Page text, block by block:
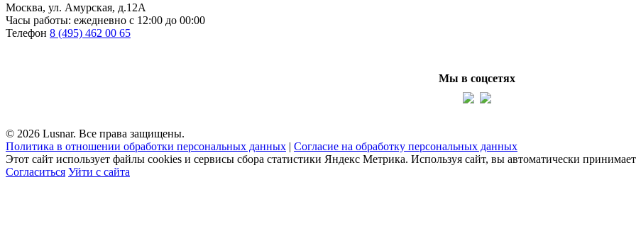
Москва, ул. Амурская, д.12А
Часы работы: ежедневно с 12:00 до 00:00
Телефон 8 (495) 462 00 65
Мы в соцсетях
© 2026 Lusnar. Все права защищены.
Политика в отношении обработки персональных данных | Согласие на обработку персональных данных
Этот сайт использует файлы cookies и сервисы сбора статистики Яндекс Метрика. Используя сайт, вы автоматически
Согласиться Уйти с сайта